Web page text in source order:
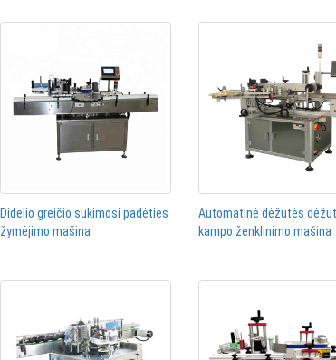
Didelio greičio sukimosi padėties
žymėjimo mašina
Automatinė dėžutės
kampo ženklinimo mašina